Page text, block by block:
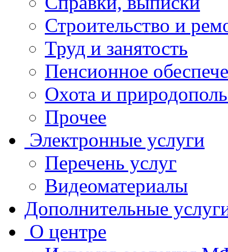
Строительство и
Труд и занятость
Пенсионное
Охота и
Прочее
Электронные услуги
Перечень услуг
Видеоматериалы
Дополнительные
О центре